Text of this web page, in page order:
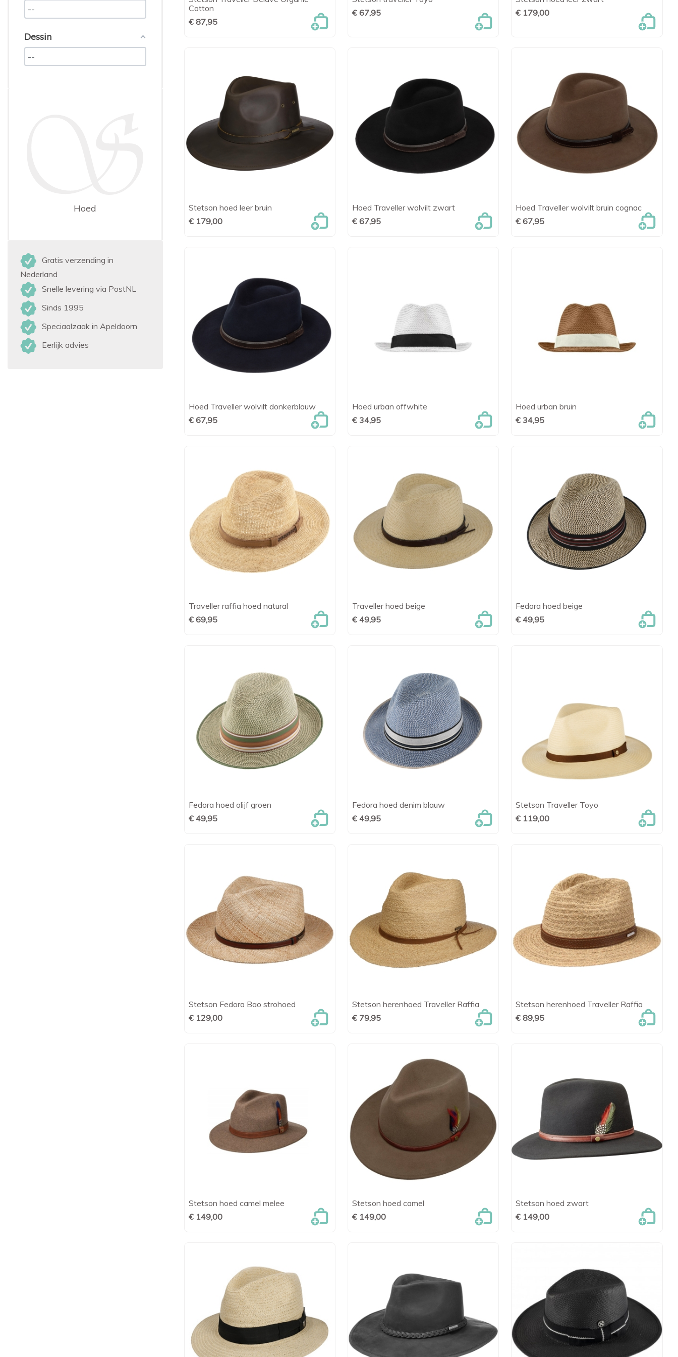
Dessin
Hoed
Gratis verzending in
Nederland
Snelle levering via PostNL
Sinds 1995
Speciaalzaak in Apeldoorn
Eerlijk advies
 Snel bekijken
Cotton
€ 87,95
 Snel bekijken
€ 67,95
 Snel bekijken
€ 179,00
 Snel bekijken
Stetson hoed leer bruin
€ 179,00
 Snel bekijken
Hoed Traveller wolvilt zwart
€ 67,95
 Snel bekijken
Hoed Traveller wolvilt bruin cognac
€ 67,95
 Snel bekijken
Hoed Traveller wolvilt donkerblauw
€ 67,95
 Snel bekijken
Hoed urban offwhite
€ 34,95
 Snel bekijken
Hoed urban bruin
€ 34,95
 Snel bekijken
Traveller raffia hoed natural
€ 69,95
 Snel bekijken
Traveller hoed beige
€ 49,95
 Snel bekijken
Fedora hoed beige
€ 49,95
 Snel bekijken
Fedora hoed olijf groen
€ 49,95
 Snel bekijken
Fedora hoed denim blauw
€ 49,95
 Snel bekijken
Stetson Traveller Toyo
€ 119,00
 Snel bekijken
Stetson Fedora Bao strohoed
€ 129,00
 Snel bekijken
Stetson herenhoed Traveller Raffia
€ 79,95
 Snel bekijken
Stetson herenhoed Traveller Raffia
€ 89,95
 Snel bekijken
Stetson hoed camel melee
€ 149,00
 Snel bekijken
Stetson hoed camel
€ 149,00
 Snel bekijken
Stetson hoed zwart
€ 149,00